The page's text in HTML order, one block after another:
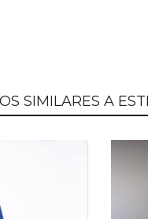
SIMILARES A